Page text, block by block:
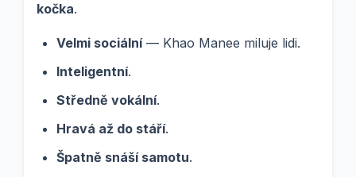
kočka.
Velmi sociální— Khao Manee miluje lidi.
Inteligentní.
Středně vokální.
Hravá až do stáří.
Špatně snáší samotu.